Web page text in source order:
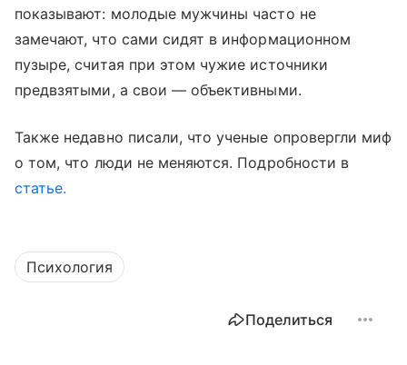
показывают: молодые мужчины часто не
замечают, что сами сидят в информационном
пузыре, считая при этом чужие источники
предвзятыми, а свои — объективными.
Также недавно писали, что ученые опровергли миф
о том, что люди не меняются. Подробности в
статье.
Психология
Поделиться